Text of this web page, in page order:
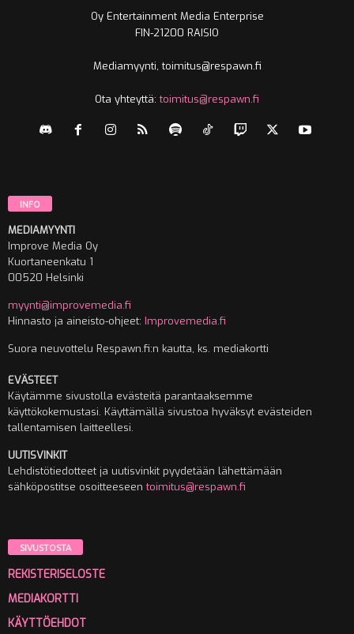
Oy Entertainment Media Enterprise
FIN-21200 RAISIO
Mediamyynti, toimitus@respawn.fi
Ota yhteyttä:toimitus@respawn.fi
INFO
MEDIAMYYNTI
Improve Media Oy
Kuortaneenkatu 1
00520 Helsinki
myynti@improvemedia.fi
Hinnasto ja aineisto-ohjeet: Improvemedia.fi
Suora neuvottelu Respawn.fi:n kautta, ks. mediakortti
EVÄSTEET
Käytämme sivustolla evästeitä parantaaksemme
käyttökokemustasi. Käyttämällä sivustoa hyväksyt evästeiden
tallentamisen laitteellesi.
UUTISVINKIT
Lehdistötiedotteet ja uutisvinkit pyydetään lähettämään
sähköpostitse osoitteeseentoimitus@respawn.fi
SIVUSTOSTA
REKISTERISELOSTE
MEDIAKORTTI
KÄYTTÖEHDOT